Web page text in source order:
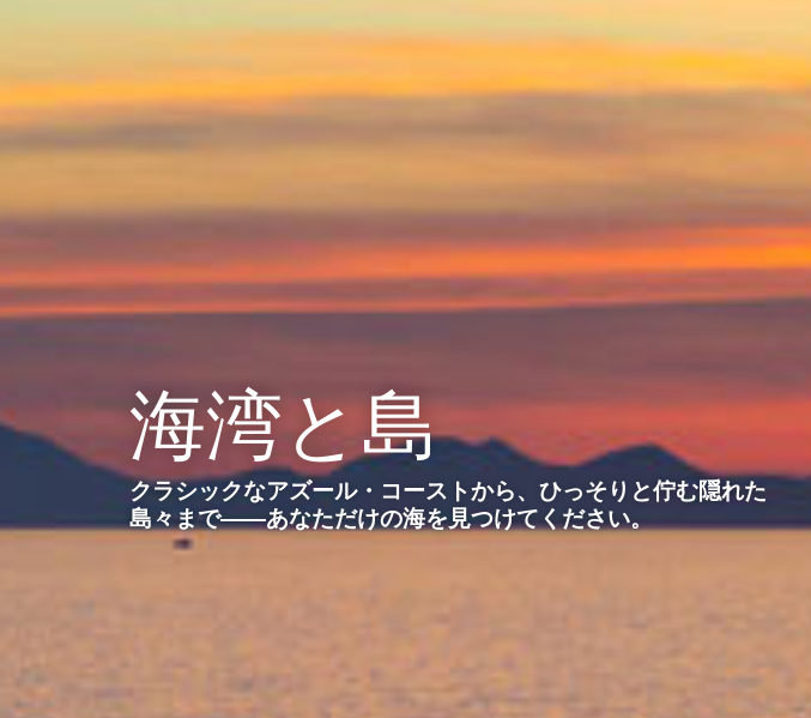
海湾と島
クラシックなアズール・コーストから、ひっそりと佇む隠れた
島々まで――あなただけの海を見つけてください。